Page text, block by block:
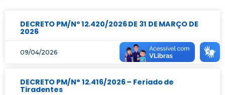
DECRETO PM/Nº 12.420/2026 DE 31 DE MARÇO DE
2026
09/04/2026
DECRETO PM/N° 12.416/2026 – Feriado de
Tiradentes